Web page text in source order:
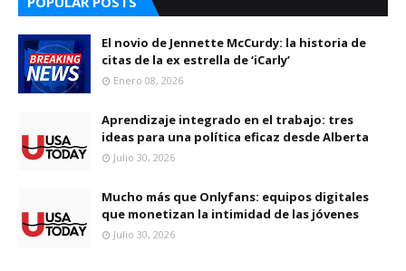
El novio de Jennette McCurdy: la historia de
citas de la ex estrella de ‘iCarly’
Enero 08, 2026
Aprendizaje integrado en el trabajo: tres
ideas para una política eficaz desde Alberta
Julio 30, 2026
Mucho más que Onlyfans: equipos digitales
que monetizan la intimidad de las jóvenes
Julio 30, 2026